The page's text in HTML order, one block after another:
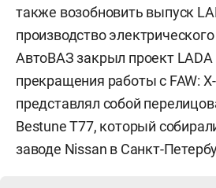
также возобновить выпуск
производство
АвтоВАЗ закрыл проект LADA
прекращения работы с FAW:
представлял собой
Bestune T77, который
заводе Nissan в Санкт-